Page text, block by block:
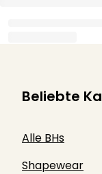
Beliebte
Alle BHs
Shapewear